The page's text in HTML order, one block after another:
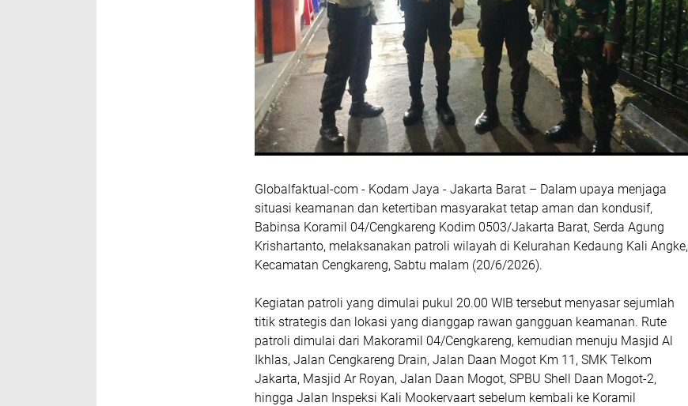
Globalfaktual-com - Kodam Jaya - Jakarta Barat – Dalam upaya menjaga
situasi keamanan dan ketertiban masyarakat tetap aman dan kondusif,
Babinsa Koramil 04/Cengkareng Kodim 0503/Jakarta Barat, Serda Agung
Krishartanto, melaksanakan patroli wilayah di Kelurahan Kedaung Kali Angke,
Kecamatan Cengkareng, Sabtu malam (20/6/2026).
Kegiatan patroli yang dimulai pukul 20.00 WIB tersebut menyasar sejumlah
titik strategis dan lokasi yang dianggap rawan gangguan keamanan. Rute
patroli dimulai dari Makoramil 04/Cengkareng, kemudian menuju Masjid Al
Ikhlas, Jalan Cengkareng Drain, Jalan Daan Mogot Km 11, SMK Telkom
Jakarta, Masjid Ar Royan, Jalan Daan Mogot, SPBU Shell Daan Mogot-2,
hingga Jalan Inspeksi Kali Mookervaart sebelum kembali ke Koramil